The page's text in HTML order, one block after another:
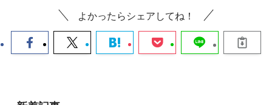
よかったらシェアしてね！